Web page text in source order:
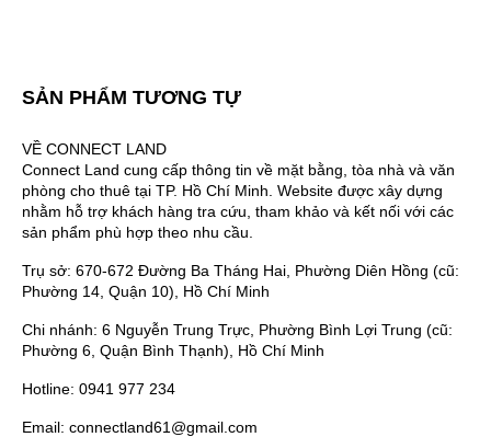
SẢN PHẨM TƯƠNG TỰ
VỀ CONNECT LAND
Connect Land cung cấp thông tin về mặt bằng, tòa nhà và văn
phòng cho thuê tại TP. Hồ Chí Minh. Website được xây dựng
nhằm hỗ trợ khách hàng tra cứu, tham khảo và kết nối với các
sản phẩm phù hợp theo nhu cầu.
Trụ sở: 670-672 Đường Ba Tháng Hai, Phường Diên Hồng (cũ:
Phường 14, Quận 10), Hồ Chí Minh
Chi nhánh: 6 Nguyễn Trung Trực, Phường Bình Lợi Trung (cũ:
Phường 6, Quận Bình Thạnh), Hồ Chí Minh
Hotline: 0941 977 234
Email: connectland61@gmail.com